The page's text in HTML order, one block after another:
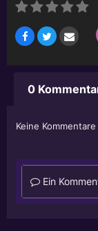
0
Keine
Ein